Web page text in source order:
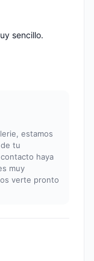
sencillo.
estamos
tu
haya
muy
verte pronto